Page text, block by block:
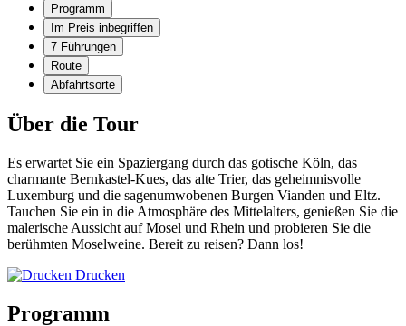
Programm
Im Preis inbegriffen
7 Führungen
Route
Abfahrtsorte
Über die Tour
Es erwartet Sie ein Spaziergang durch das gotische Köln, das
charmante Bernkastel-Kues, das alte Trier, das geheimnisvolle
Luxemburg und die sagenumwobenen Burgen Vianden und Eltz.
Tauchen Sie ein in die Atmosphäre des Mittelalters, genießen Sie die
malerische Aussicht auf Mosel und Rhein und probieren Sie die
berühmten Moselweine. Bereit zu reisen? Dann los!
Drucken
Programm